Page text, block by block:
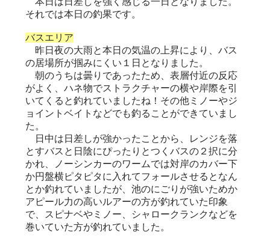
それでは本日の釣果です。
バスエリア
昨日夜の大雨と本日の気温の上昇により、バス
の居場所が掴みにくい１日となりました。
朝のうちは曇りであったため、表層付近の反応
がよく、ハネ物でストラクチャーの横や岸際を引
いてくると釣れていましたね！その他ミノーやジ
ョイントベイトなどでも釣ることができていまし
た。
日中は日差しが強かったことから、レンジを落
とすバスと日陰にぴったりとつくバスの２択に分
かれ、ノーシンカーのワームでは対岸のカバー下
か円盤横ピタピタに入れてフォールさせるとなん
とか釣れていましたが、池のにごりが強いためか
アピール力の高いルアーの方が釣れていた印象
で、スピナベやミノー、シャロークランクなどを
巻いていた方が釣れていました。